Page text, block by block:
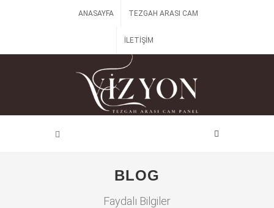
ANASAYFA TEZGAH ARASI CAM
İLETIŞIM
BLOG
Faydalı Bilgiler